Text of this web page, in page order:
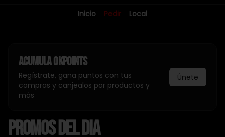
Inicio Pedir Local
AcumulaOkpoints
Regístrate, gana puntos con tus
compras y canjealos por productos y
más
Únete
PROMOS DEL DIA